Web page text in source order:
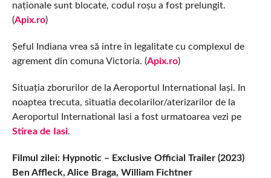
naționale sunt blocate, codul roșu a fost prelungit.
(Apix.ro)
Șeful Indiana vrea să intre în legalitate cu complexul de
agrement din comuna Victoria. (Apix.ro)
Situația zborurilor de la Aeroportul International Iași. In
noaptea trecuta, situatia decolarilor/aterizarilor de la
Aeroportul International Iasi a fost urmatoarea vezi pe
Stirea de Iasi.
Filmul zilei: Hypnotic – Exclusive Official Trailer (2023)
Ben Affleck, Alice Braga, William Fichtner